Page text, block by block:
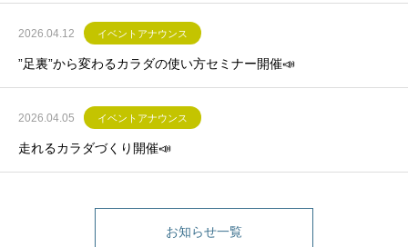
2026.04.12 イベントアナウンス
”足裏”から変わるカラダの使い方セミナー開催📣
2026.04.05 イベントアナウンス
走れるカラダづくり開催📣
お知らせ一覧